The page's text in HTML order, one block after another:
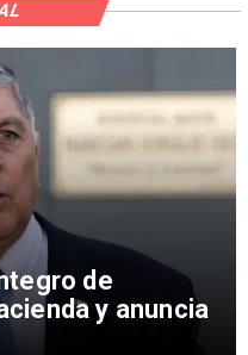
de
y anuncia